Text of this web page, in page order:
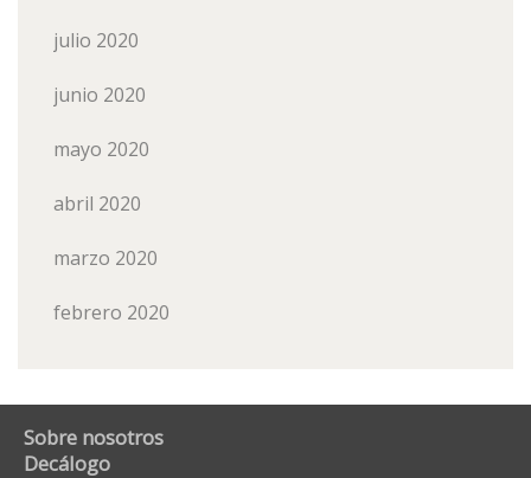
julio 2020
junio 2020
mayo 2020
abril 2020
marzo 2020
febrero 2020
Sobre nosotros
Decálogo